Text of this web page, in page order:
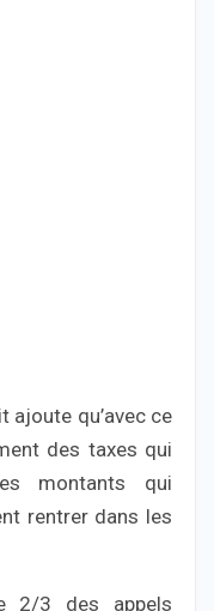
ajoute qu’avec ce
des taxes qui
montants qui
rentrer dans les
2/3 des appels